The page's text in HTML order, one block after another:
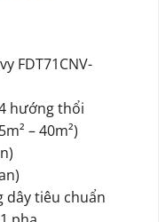
FDT71CNV-
hướng thổi
– 40m²)
dây tiêu chuẩn